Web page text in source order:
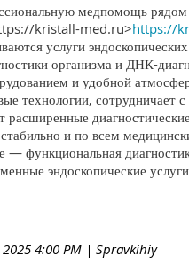
медпомощь
kristall-med.ru>https://
услуги эндоскопических
организма и ДНК-
и удобной
технологии, сотрудничает
расширенные
и по всем
— функциональная
эндоскопические
4:00 PM | Spravkihiy